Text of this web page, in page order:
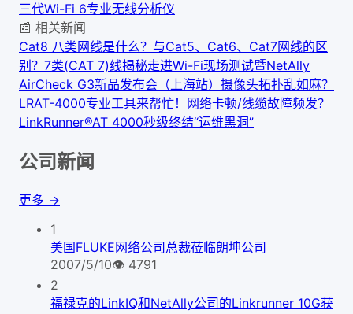
三代Wi-Fi 6专业无线分析仪
📰 相关新闻
Cat8 八类网线是什么？与Cat5、Cat6、Cat7网线的区
别？ 7类(CAT 7)线揭秘走进Wi-Fi现场测试暨NetAlly
AirCheck G3新品发布会（上海站） 摄像头拓扑乱如麻？
LRAT-4000专业工具来帮忙！ 网络卡顿/线缆故障频发？
LinkRunner®AT 4000秒级终结“运维黑洞”
公司新闻
更多 →
1
美国FLUKE网络公司总裁莅临朗坤公司
2007/5/10👁 4791
2
福禄克的LinkIQ和NetAlly公司的Linkrunner 10G获